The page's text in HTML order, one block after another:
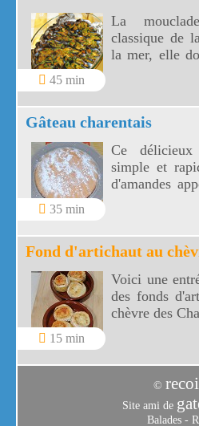
45 min
La
classique de
la mer, elle
inhabituel et
Gâteau charentais
35 min
Ce délicieux
simple et
d'amandes
charentais
le dessert des
Fond d'artichaut au
15 min
Voici une
des fonds
chèvre des
©
Site ami de
Balades -